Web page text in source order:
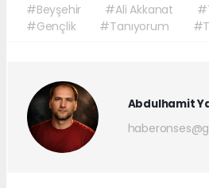
#Beyşehir #Ali Akkanat
#Gençlik
#Tanıyorum
Abdulhamit